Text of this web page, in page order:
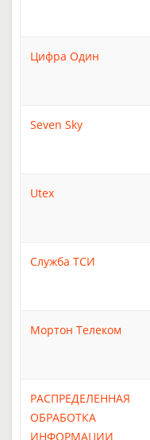
Цифра Один
Seven Sky
Utex
Служба ТСИ
Мортон Телеком
РАСПРЕДЕЛЕННАЯ
ОБРАБОТКА
ИНФОРМАЦИИ